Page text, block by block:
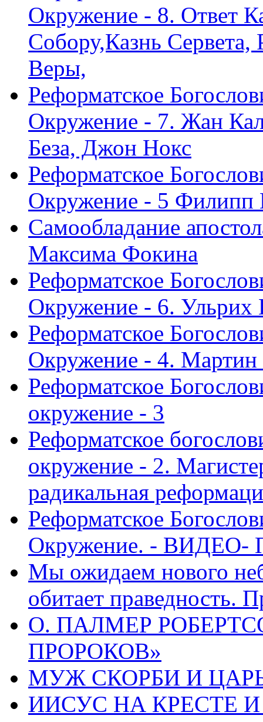
Окружение - 8. Ответ
Собору,Казнь Сервета,
Веры,
Реформатское
Окружение - 7. Жан
Беза, Джон Нокс
Реформатское
Окружение - 5 Филипп
Самообладание
Максима Фокина
Реформатское
Окружение - 6. Ульрих
Реформатское
Окружение - 4.
Реформатское
окружение - 3
Реформатское
окружение - 2.
радикальная
Реформатское
Окружение. - ВИДЕО-
Мы ожидаем нового
обитает праведность.
О. ПАЛМЕР
ПРОРОКОВ»
МУЖ СКОРБИ И ЦАРЬ
ИИСУС НА КРЕСТЕ